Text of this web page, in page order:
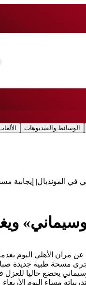
الوسائط والفيديوهات
في المونديال|